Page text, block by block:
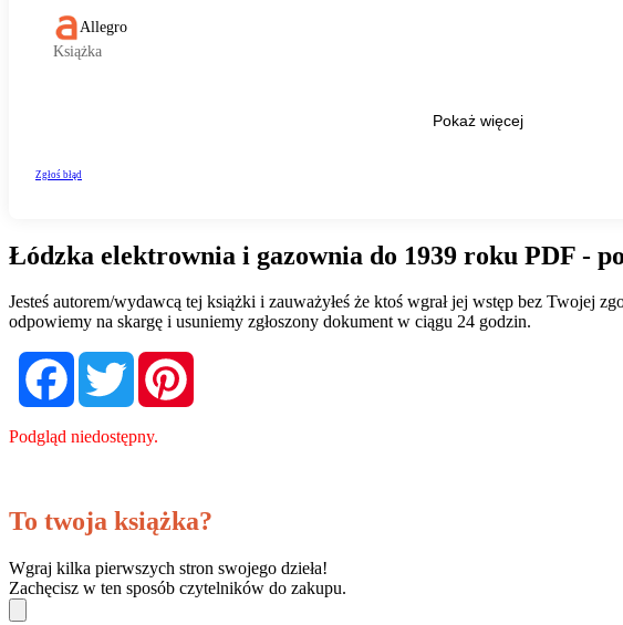
Łódzka elektrownia i gazownia do 1939 roku PDF -
Jesteś autorem/wydawcą tej książki i zauważyłeś że ktoś wgrał jej wstęp bez Twojej
odpowiemy na skargę i usuniemy zgłoszony dokument w ciągu 24 godzin.
FacebookTwitter
Podgląd niedostępny.
To twoja książka?
Wgraj kilka pierwszych stron swojego dzieła!
Zachęcisz w ten sposób czytelników do zakupu.